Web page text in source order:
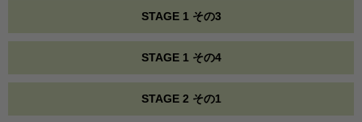
STAGE 1 その3
STAGE 1 その4
STAGE 2 その1